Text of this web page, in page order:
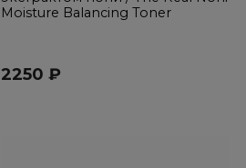
Moisture Balancing Toner
2250 ₽